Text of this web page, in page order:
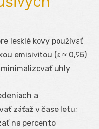
lesklé kovy používať
emisivitou (ε ≈ 0,95)
uhly
a
záťaž v čase letu;
na percento